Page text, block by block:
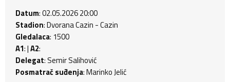
Datum: 02.05.2026 20:00
Stadion: Dvorana Cazin - Cazin
Gledalaca: 1500
A1: |A2:
Delegat: Semir Salihović
Posmatrač suđenja: Marinko Jelić